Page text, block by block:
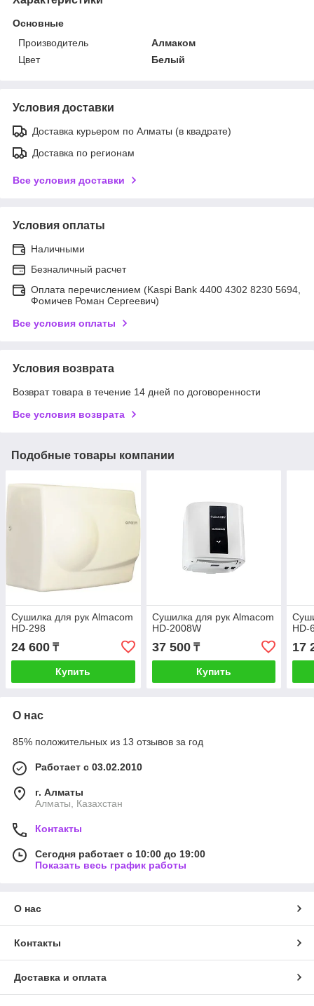
Основные
Производитель
Алмаком
Цвет
Белый
Условия доставки
Доставка курьером по Алматы (в квадрате)
Доставка по регионам
Все условия доставки
Условия оплаты
Наличными
Безналичный расчет
Оплата перечислением (Kaspi Bank 4400 4302 8230 5694,
Фомичев Роман Сергеевич)
Все условия оплаты
Условия возврата
Возврат товара в течение 14 дней по договоренности
Все условия возврата
Подобные товары компании
Сушилка для рук Almacom
HD-298
24 600 ₸
Купить
Сушилка для рук Almacom
HD-2008W
37 500₸
Купить
HD-
17
О нас
85% положительных из 13 отзывов за год
Работает с 03.02.2010
г. Алматы
Алматы, Казахстан
Контакты
Сегодня работает с 10:00 до 19:00
Показать весь график работы
О нас
Контакты
Доставка и оплата